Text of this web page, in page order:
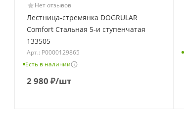
Нет отзывов
Лестница-стремянка DOGRULAR
Comfort Стальная 5-и ступенчатая
133505
Арт.: Р0000129865
Есть в наличии
2 980 ₽/шт